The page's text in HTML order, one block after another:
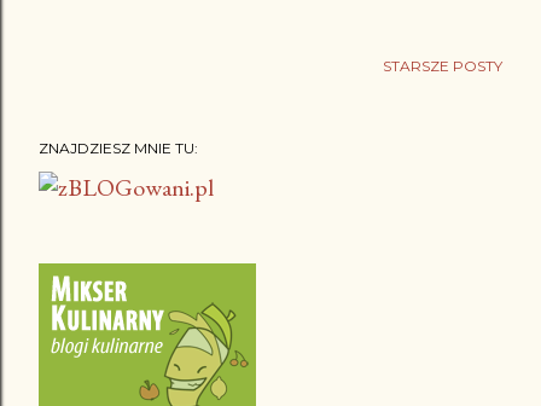
STARSZE POSTY
ZNAJDZIESZ MNIE TU: